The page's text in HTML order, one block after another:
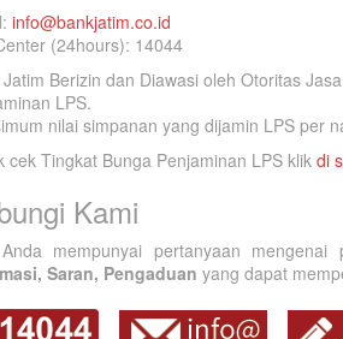
info@bankjatim.co.id
(24hours): 14044
Jatim Berizin dan Diawasi oleh Otoritas
LPS.
nilai simpanan yang dijamin LPS per
cek Tingkat Bunga Penjaminan LPS klik di
Kami
mempunyai pertanyaan
Saran, Pengaduan yang dapat